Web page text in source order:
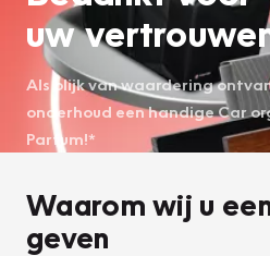
uw
Als blijk van waardering
onderhoud een handige Car
Parfum!*
Waarom wij u
geven